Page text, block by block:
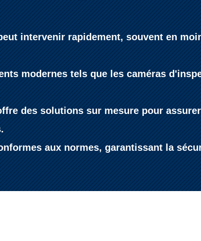
intervenir rapidement, souvent en
modernes tels que les caméras
des solutions sur mesure pour
aux normes, garantissant la